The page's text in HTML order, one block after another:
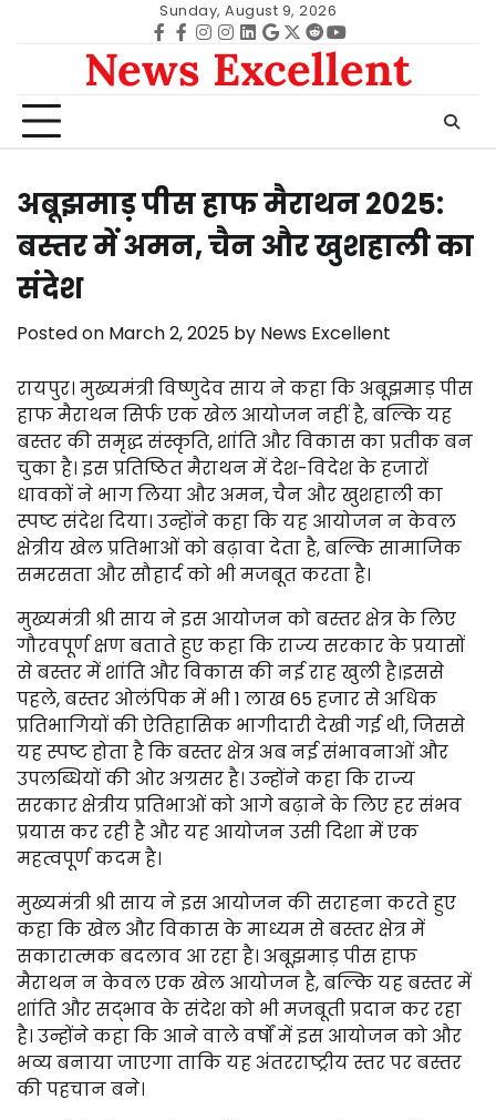
Sunday, August 9, 2026
Facebook
facebook
Instagram
instagram
Linkedin
google
Twitter
redditYoutube
News Excellent
अबूझमाड़ पीस हाफ मैराथन 2025:
बस्तर में अमन, चैन और खुशहाली का
संदेश
Posted on March 2, 2025 by News Excellent
रायपुर। मुख्यमंत्री विष्णुदेव साय ने कहा कि अबूझमाड़ पीस
हाफ मैराथन सिर्फ एक खेल आयोजन नहीं है, बल्कि यह
बस्तर की समृद्ध संस्कृति, शांति और विकास का प्रतीक बन
चुका है। इस प्रतिष्ठित मैराथन में देश-विदेश के हजारों
धावकों ने भाग लिया और अमन, चैन और खुशहाली का
स्पष्ट संदेश दिया। उन्होंने कहा कि यह आयोजन न केवल
क्षेत्रीय खेल प्रतिभाओं को बढ़ावा देता है, बल्कि सामाजिक
समरसता और सौहार्द को भी मजबूत करता है।
मुख्यमंत्री श्री साय ने इस आयोजन को बस्तर क्षेत्र के लिए
गौरवपूर्ण क्षण बताते हुए कहा कि राज्य सरकार के प्रयासों
से बस्तर में शांति और विकास की नई राह खुली है।इससे
पहले, बस्तर ओलंपिक में भी 1 लाख 65 हजार से अधिक
प्रतिभागियों की ऐतिहासिक भागीदारी देखी गई थी, जिससे
यह स्पष्ट होता है कि बस्तर क्षेत्र अब नई संभावनाओं और
उपलब्धियों की ओर अग्रसर है। उन्होंने कहा कि राज्य
सरकार क्षेत्रीय प्रतिभाओं को आगे बढ़ाने के लिए हर संभव
प्रयास कर रही है और यह आयोजन उसी दिशा में एक
महत्वपूर्ण कदम है।
मुख्यमंत्री श्री साय ने इस आयोजन की सराहना करते हुए
कहा कि खेल और विकास के माध्यम से बस्तर क्षेत्र में
सकारात्मक बदलाव आ रहा है। अबूझमाड़ पीस हाफ
मैराथन न केवल एक खेल आयोजन है, बल्कि यह बस्तर में
शांति और सद्भाव के संदेश को भी मजबूती प्रदान कर रहा
है। उन्होंने कहा कि आने वाले वर्षों में इस आयोजन को और
भव्य बनाया जाएगा ताकि यह अंतरराष्ट्रीय स्तर पर बस्तर
की पहचान बने।